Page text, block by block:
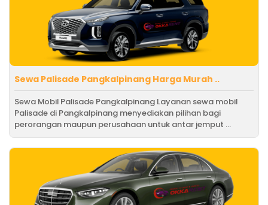
Sewa Palisade Pangkalpinang Harga Murah ..
Sewa Mobil Palisade Pangkalpinang Layanan sewa mobil
Palisade di Pangkalpinang menyediakan pilihan bagi
perorangan maupun perusahaan untuk antar jemput ...